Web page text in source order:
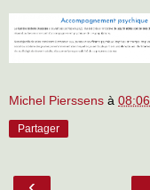
Michel Pierssens à 08:06
Partager